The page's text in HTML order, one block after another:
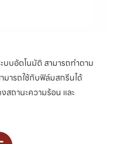
บบอัตโนมัติ สามารถทำตาม
มารถใช้กับฟิล์มสกรีนได้
สถานะความร้อน และ